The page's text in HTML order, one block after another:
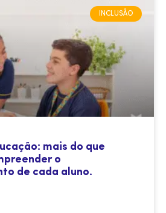
INCLUSÃO
mais do que
o
de cada aluno.